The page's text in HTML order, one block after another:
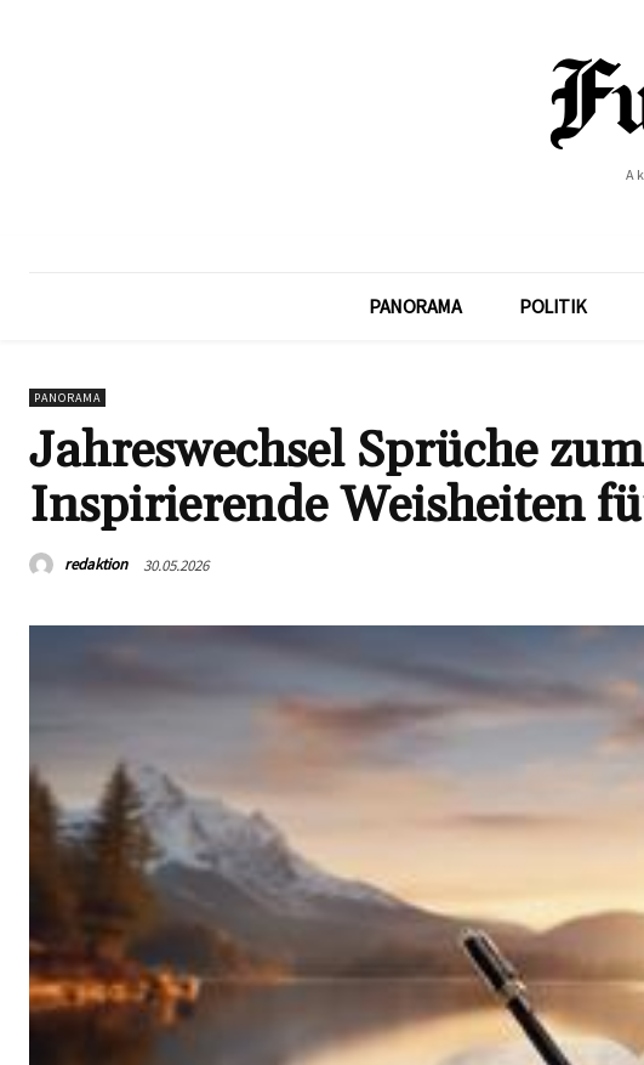
PANORAMA POLITIK
PANORAMA
Jahreswechsel Sprüche
Inspirierende Weisheiten
redaktion 30.05.2026